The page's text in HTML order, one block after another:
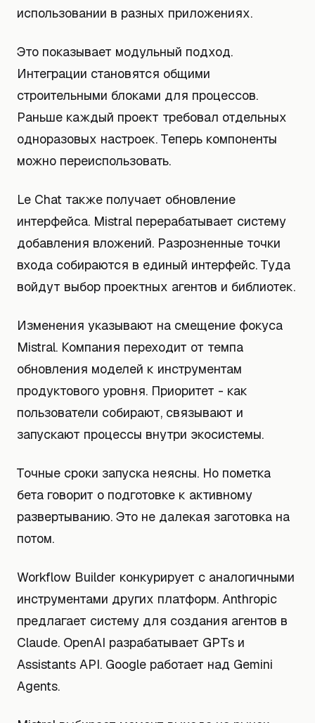
использовании в разных приложениях.
Это показывает модульный подход.
Интеграции становятся общими
строительными блоками для процессов.
Раньше каждый проект требовал отдельных
одноразовых настроек. Теперь компоненты
можно переиспользовать.
Le Chat также получает обновление
интерфейса. Mistral перерабатывает систему
добавления вложений. Разрозненные точки
входа собираются в единый интерфейс. Туда
войдут выбор проектных агентов и библиотек.
Изменения указывают на смещение фокуса
Mistral. Компания переходит от темпа
обновления моделей к инструментам
продуктового уровня. Приоритет - как
пользователи собирают, связывают и
запускают процессы внутри экосистемы.
Точные сроки запуска неясны. Но пометка
бета говорит о подготовке к активному
развертыванию. Это не далекая заготовка на
потом.
Workflow Builder конкурирует с аналогичными
инструментами других платформ. Anthropic
предлагает систему для создания агентов в
Claude. OpenAI разрабатывает GPTs и
Assistants API. Google работает над Gemini
Agents.